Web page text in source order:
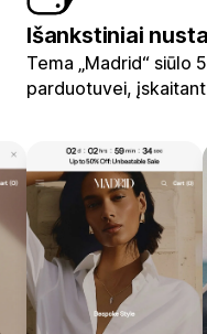
Išankstiniai
Tema „Madrid“ siūlo
parduotuvei, įskaitant